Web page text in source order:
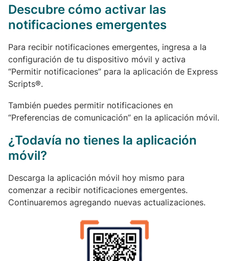
Descubre cómo activar las
notificaciones emergentes
Para recibir notificaciones emergentes, ingresa a la
configuración de tu dispositivo móvil y activa
“Permitir notificaciones” para la aplicación de Express
Scripts®.
También puedes permitir notificaciones en
“Preferencias de comunicación” en la aplicación móvil.
¿Todavía no tienes la aplicación
móvil?
Descarga la aplicación móvil hoy mismo para
comenzar a recibir notificaciones emergentes.
Continuaremos agregando nuevas actualizaciones.